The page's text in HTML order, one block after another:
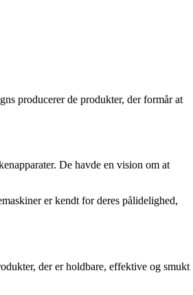
producerer de produkter, der formår at
De havde en vision om at
er kendt for deres pålidelighed,
der er holdbare, effektive og smukt